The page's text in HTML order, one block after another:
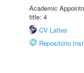
Academic
title: 4
CV Lattes
Repositório